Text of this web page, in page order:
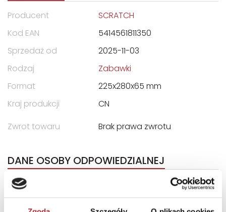
Producent
SCRATCH
Kod EAN
5414561811350
Sprzedaż od
2025-11-03
Rodzaj
Zabawki
Format
225x280x65 mm
Kraj produkcji
CN
Zwrot towaru
Brak prawa zwrotu
DANE OSOBY ODPOWIEDZIALNEJ
Nazwa
Ulica
Nijverheidsstraat 54F bus 1